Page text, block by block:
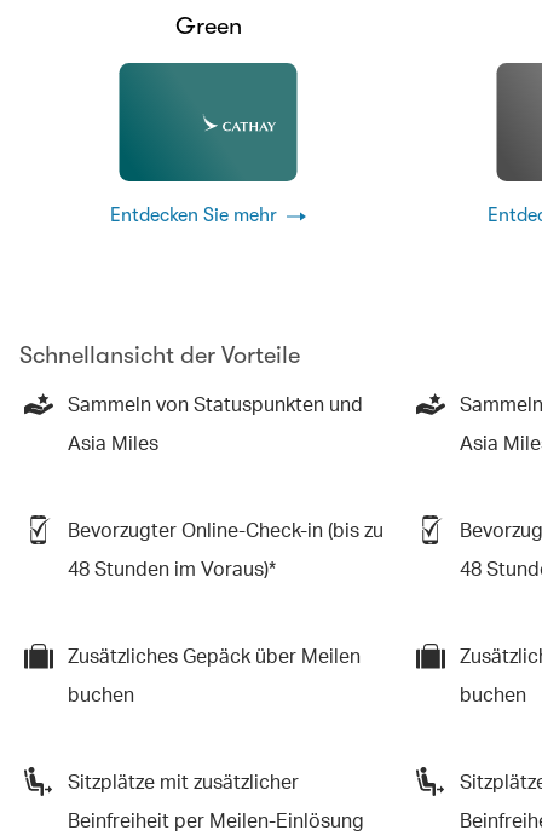
Green
Entdecken Sie mehr
Schnellansicht der Vorteile
Sammeln von Statuspunkten und
Asia Miles
Bevorzugter Online-Check-in (bis zu
48 Stunden im Voraus)*
Zusätzliches Gepäck über Meilen
buchen
Sitzplätze mit zusätzlicher
Beinfreiheit per Meilen-Einlösung
Asia
48
buchen